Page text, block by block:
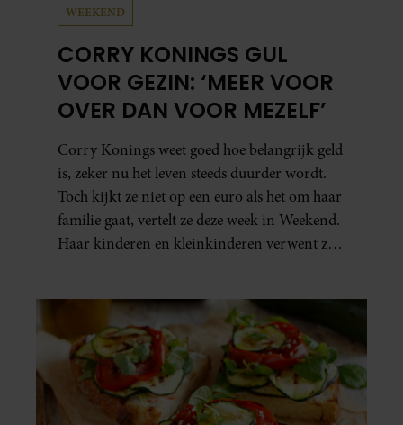
WEEKEND
CORRY KONINGS GUL
VOOR GEZIN: ‘MEER VOOR
OVER DAN VOOR MEZELF’
Corry Konings weet goed hoe belangrijk geld
is, zeker nu het leven steeds duurder wordt.
Toch kijkt ze niet op een euro als het om haar
familie gaat, vertelt ze deze week in Weekend.
Haar kinderen en kleinkinderen verwent ze